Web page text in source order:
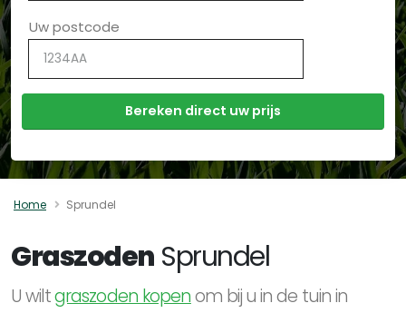
Uw postcode
Home Sprundel
Graszoden Sprundel
U wiltgraszoden kopenom bij u in de tuin in